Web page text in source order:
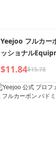
Yeejoo フルカー
ッショナル
タンス バドミン
$11.84$15.78